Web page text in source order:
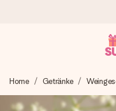
Wir bereiten dein
blitzschnell – damit du
überreichen kannst,
Home Getränke